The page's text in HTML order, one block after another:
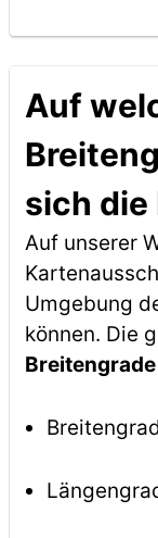
Auf
sich die
Auf unserer
Umgebung
können. Die
Breitengrade